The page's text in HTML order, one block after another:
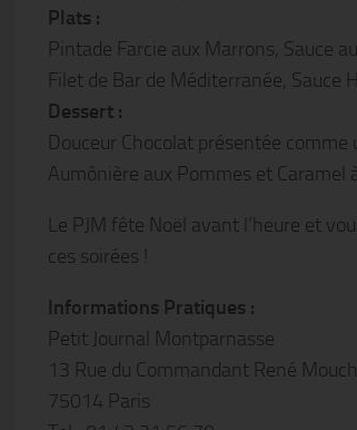
Plats :
Pintade Farcie aux Marrons, Sauce
Filet de Bar de Méditerranée, Sauce
Dessert :
Douceur Chocolat présentée comme
Aumônière aux Pommes et Caramel
Le PJM fête Noël avant l’heure et
ces soirées !
Informations Pratiques :
Petit Journal Montparnasse
13 Rue du Commandant René
75014 Paris